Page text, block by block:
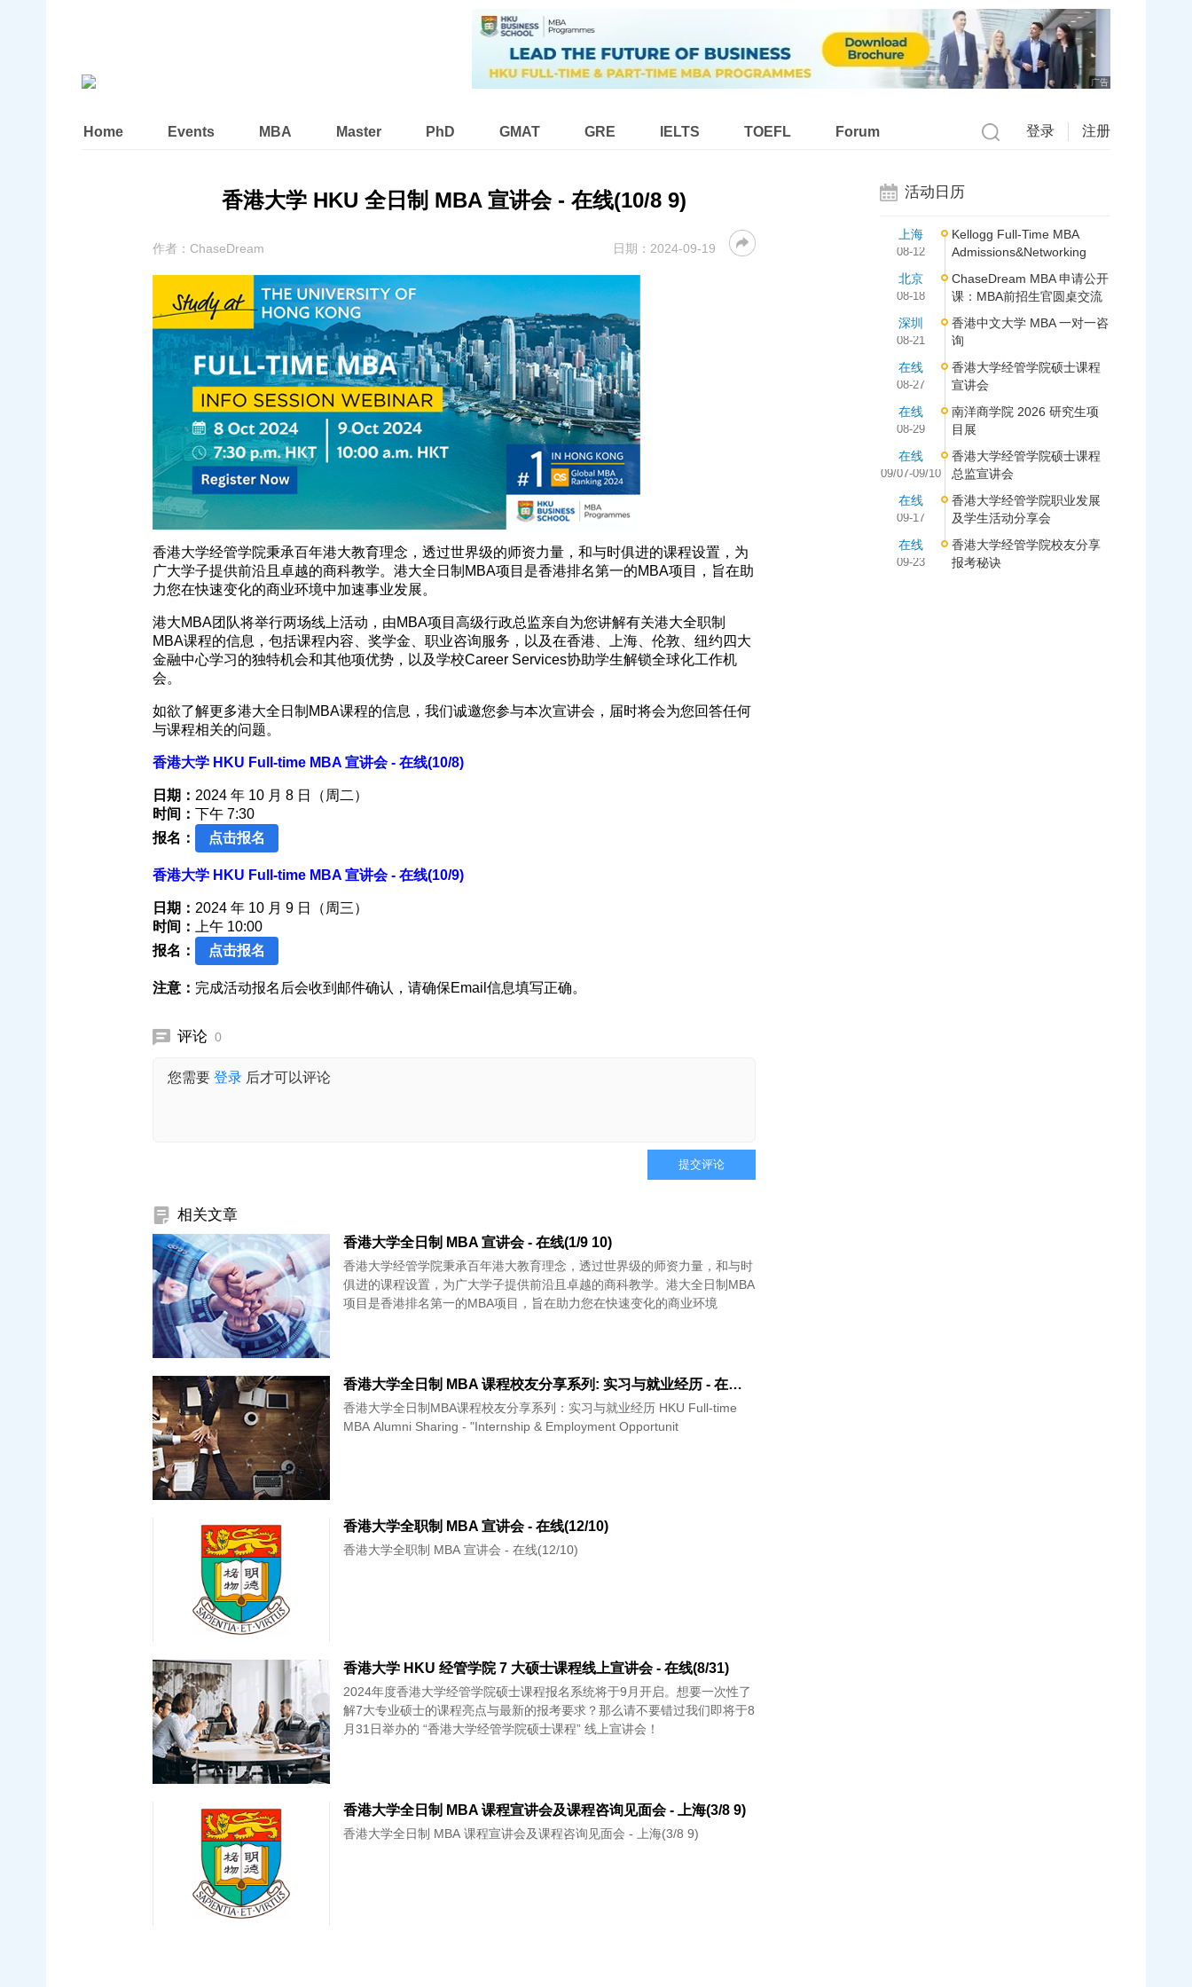
广告
Home Events MBA Master PhD GMAT GRE IELTS TOEFL Forum 登录 注册
香港大学 HKU 全日制 MBA 宣讲会 - 在线(10/8 9)
作者： ChaseDream 日期： 2024-09-19
香港大学经管学院秉承百年港大教育理念，透过世界级的师资力量，和与时俱进的课程设置，为
广大学子提供前沿且卓越的商科教学。港大全日制MBA项目是香港排名第一的MBA项目，旨在助
力您在快速变化的商业环境中加速事业发展。
港大MBA团队将举行两场线上活动，由MBA项目高级行政总监亲自为您讲解有关港大全职制
MBA课程的信息，包括课程内容、奖学金、职业咨询服务，以及在香港、上海、伦敦、纽约四大
金融中心学习的独特机会和其他项优势，以及学校Career Services协助学生解锁全球化工作机
会。
如欲了解更多港大全日制MBA课程的信息，我们诚邀您参与本次宣讲会，届时将会为您回答任何
与课程相关的问题。
香港大学 HKU Full-time MBA 宣讲会 - 在线(10/8)
日期： 2024 年 10 月 8 日（周二）
时间： 下午 7:30
报名：
点击报名
香港大学 HKU Full-time MBA 宣讲会 - 在线(10/9)
日期： 2024 年 10 月 9 日（周三）
时间：
上午 10:00
报名：
点击报名
注意： 完成活动报名后会收到邮件确认，请确保Email信息填写正确。
评论 0
您需要 登录 后才可以评论
提交评论
相关文章
香港大学全日制 MBA 宣讲会 - 在线(1/9 10)
香港大学经管学院秉承百年港大教育理念，透过世界级的师资力量，和与时
俱进的课程设置，为广大学子提供前沿且卓越的商科教学。港大全日制MBA
项目是香港排名第一的MBA项目，旨在助力您在快速变化的商业环境
香港大学全日制 MBA 课程校友分享系列: 实习与就业经历 - 在线(10/19)
香港大学全日制MBA课程校友分享系列：实习与就业经历 HKU Full-time
MBA Alumni Sharing - "Internship & Employment Opportunit
香港大学全职制 MBA 宣讲会 - 在线(12/10)
香港大学全职制 MBA 宣讲会 - 在线(12/10)
香港大学 HKU 经管学院 7 大硕士课程线上宣讲会 - 在线(8/31)
2024年度香港大学经管学院硕士课程报名系统将于9月开启。想要一次性了
解7大专业硕士的课程亮点与最新的报考要求？那么请不要错过我们即将于8
月31日举办的 “香港大学经管学院硕士课程” 线上宣讲会！
香港大学全日制 MBA 课程宣讲会及课程咨询见面会 - 上海(3/8 9)
香港大学全日制 MBA 课程宣讲会及课程咨询见面会 - 上海(3/8 9)
活动日历
上海
08-12
Kellogg Full-Time MBA
Admissions&Networking
北京
08-18
ChaseDream MBA 申请公开
课：MBA前招生官圆桌交流
深圳
08-21
香港中文大学 MBA 一对一咨
询
在线
08-27
香港大学经管学院硕士课程
宣讲会
在线
08-29
南洋商学院 2026 研究生项
目展
在线
09/07-09/10
香港大学经管学院硕士课程
总监宣讲会
在线
09-17
香港大学经管学院职业发展
及学生活动分享会
在线
09-23
香港大学经管学院校友分享
报考秘诀